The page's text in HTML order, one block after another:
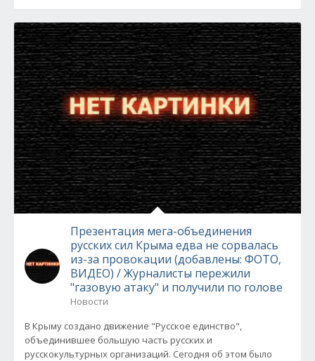
Презентация мега-объединения
русских сил Крыма едва не сорвалась
из-за провокации (добавлены: ФОТО,
ВИДЕО) / Журналисты пережили
"газовую атаку" и получили по голове
Новости
В Крыму создано движение "Русское единство",
объединившее большую часть русских и
русскокультурных организаций. Сегодня об этом было